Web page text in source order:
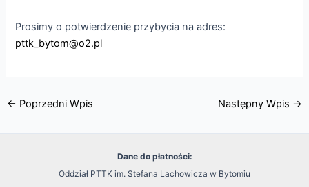
Prosimy o potwierdzenie przybycia na adres:
pttk_bytom@o2.pl
← Poprzedni Wpis Następny Wpis →
Dane do płatności:
Oddział PTTK im. Stefana Lachowicza w Bytomiu